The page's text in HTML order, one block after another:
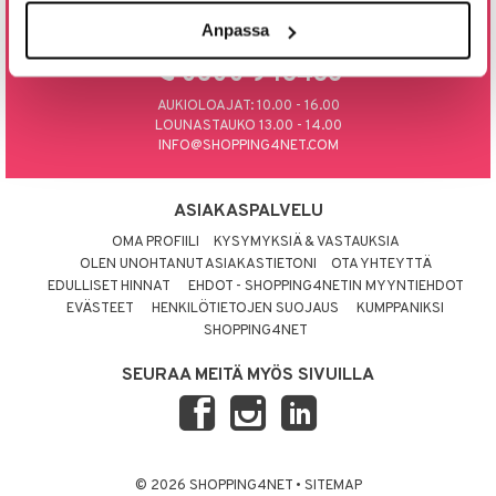
Anpassa
SOITA TAI LAITA MEILLE SÄHKÖPOSTIA
0800 9 18486
AUKIOLOAJAT: 10.00 - 16.00
LOUNASTAUKO 13.00 - 14.00
INFO@SHOPPING4NET.COM
ASIAKASPALVELU
OMA PROFIILI
KYSYMYKSIÄ & VASTAUKSIA
OLEN UNOHTANUT ASIAKASTIETONI
OTA YHTEYTTÄ
EDULLISET HINNAT
EHDOT - SHOPPING4NETIN MYYNTIEHDOT
EVÄSTEET
HENKILÖTIETOJEN SUOJAUS
KUMPPANIKSI
SHOPPING4NET
SEURAA MEITÄ MYÖS SIVUILLA
© 2026 SHOPPING4NET • SITEMAP